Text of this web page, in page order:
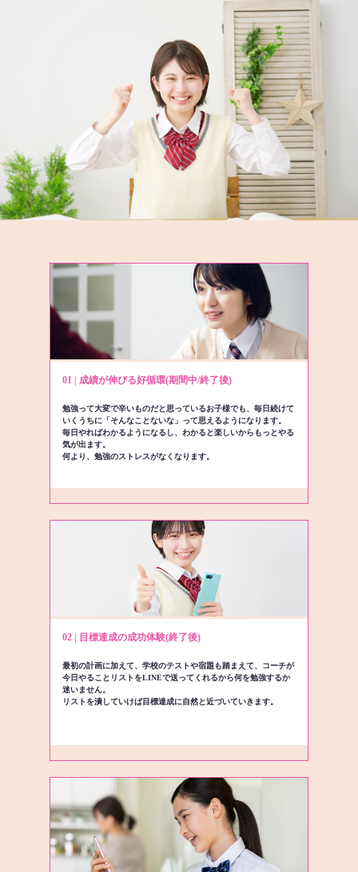
01 | 成績が伸びる好循環(期間中/終了後)
勉強って大変で辛いものだと思っているお子様でも、毎日続けて
いくうちに「そんなことないな」って思えるようになります。
毎日やればわかるようになるし、わかると楽しいからもっとやる
気が出ます。
何より、勉強のストレスがなくなります。
02 | 目標達成の成功体験(終了後)
最初の計画に加えて、学校のテストや宿題も踏まえて、コーチが
今日やることリストをLINEで送ってくれるから何を勉強するか
迷いません。
リストを潰していけば目標達成に自然と近づいていきます。